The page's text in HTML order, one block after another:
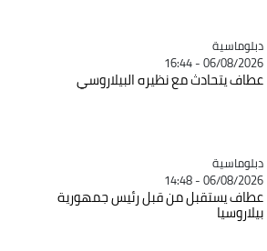
Catégorie
دبلوماسية
06/08/2026 - 16:44
عطاف يتحادث مع نظيره البيلاروسي
Catégorie
دبلوماسية
06/08/2026 - 14:48
عطاف يستقبل من قبل رئيس جمهورية
بيلاروسيا